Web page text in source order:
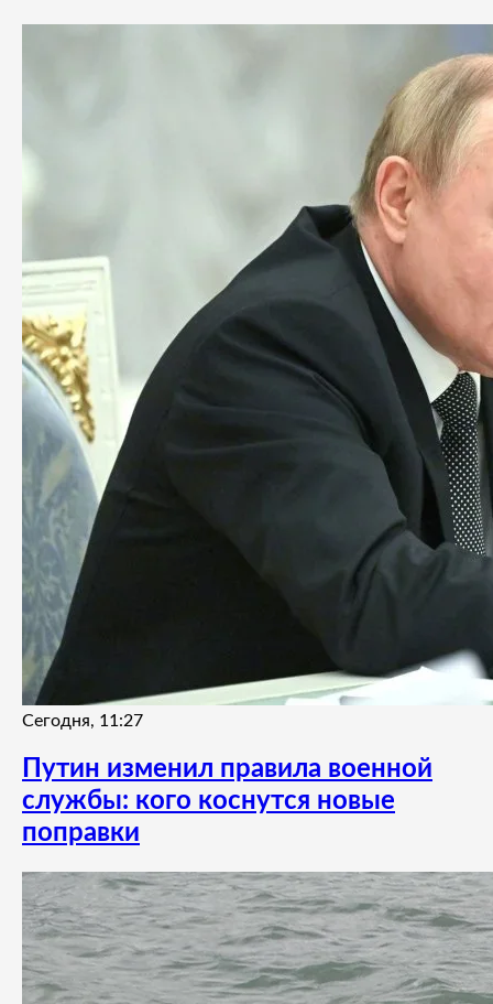
Сегодня, 11:27
Путин изменил правила военной
службы: кого коснутся новые
поправки